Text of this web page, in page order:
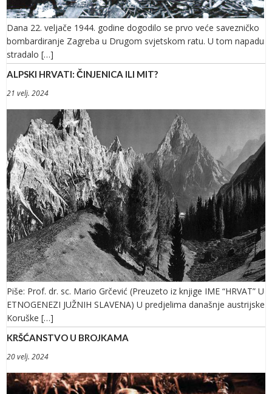
Dana 22. veljače 1944. godine dogodilo se prvo veće savezničko
bombardiranje Zagreba u Drugom svjetskom ratu. U tom napadu
stradalo […]
ALPSKI HRVATI: ČINJENICA ILI MIT?
21 velj. 2024
Piše: Prof. dr. sc. Mario Grčević (Preuzeto iz knjige IME “HRVAT” U
ETNOGENEZI JUŽNIH SLAVENA) U predjelima današnje austrijske
Koruške […]
KRŠĆANSTVO U BROJKAMA
20 velj. 2024